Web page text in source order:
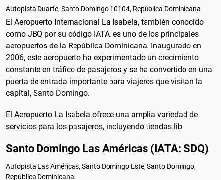
Autopista Duarte, Santo Domingo 10104, República Dominicana
El Aeropuerto Internacional La Isabela, también conocido
como JBQ por su código IATA, es uno de los principales
aeropuertos de la República Dominicana. Inaugurado en
2006, este aeropuerto ha experimentado un crecimiento
constante en tráfico de pasajeros y se ha convertido en una
puerta de entrada importante para viajeros que visitan la
capital, Santo Domingo.
El Aeropuerto La Isabela ofrece una amplia variedad de
servicios para los pasajeros, incluyendo tiendas lib
Santo Domingo Las Américas (IATA: SDQ)
Autopista Las Américas, Santo Domingo Este, Santo Domingo,
República Dominicana.